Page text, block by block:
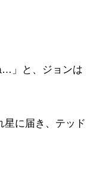
…」と、ジョンは
星に届き、テッド